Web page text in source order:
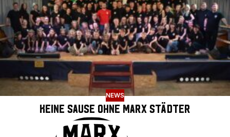
NEWS
Keine Sause ohne Marx Städter